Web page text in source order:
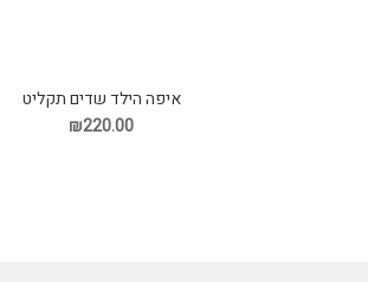
איפה הילד שדים תקליט
₪220.00